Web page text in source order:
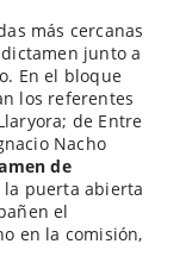
más cercanas
junto a
En el bloque
los referentes
de Entre
Nacho
de
la puerta abierta
el
en la comisión,